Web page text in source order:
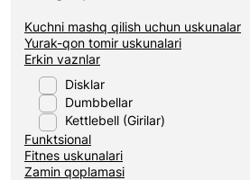
Kuchni mashq qilish uchun uskunalar
Yurak-qon tomir uskunalari
Erkin vaznlar
Disklar
Dumbbellar
Kettlebell (Girilar)
Funktsional
Fitnes uskunalari
Zamin qoplamasi